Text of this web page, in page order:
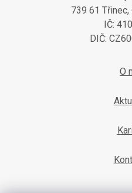
739 61
IČ:
DIČ:
O